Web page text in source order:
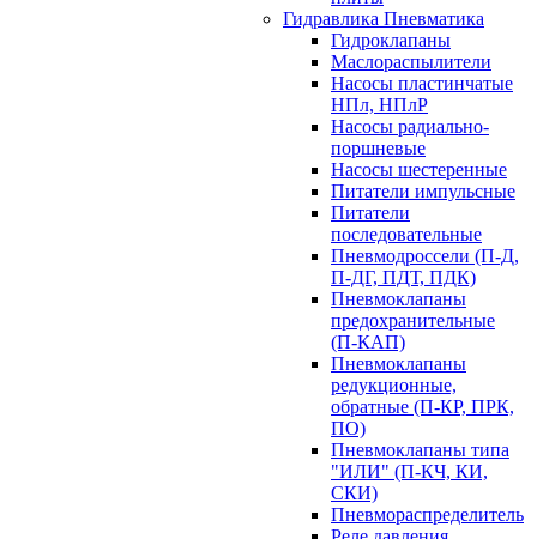
Гидравлика Пневматика
Гидроклапаны
Маслораспылители
Насосы пластинчатые
НПл, НПлР
Насосы радиально-
поршневые
Насосы шестеренные
Питатели импульсные
Питатели
последовательные
Пневмодроссели (П-Д,
П-ДГ, ПДТ, ПДК)
Пневмоклапаны
предохранительные
(П-КАП)
Пневмоклапаны
редукционные,
обратные (П-КР, ПРК,
ПО)
Пневмоклапаны типа
"ИЛИ" (П-КЧ, КИ,
СКИ)
Пневмораспределитель